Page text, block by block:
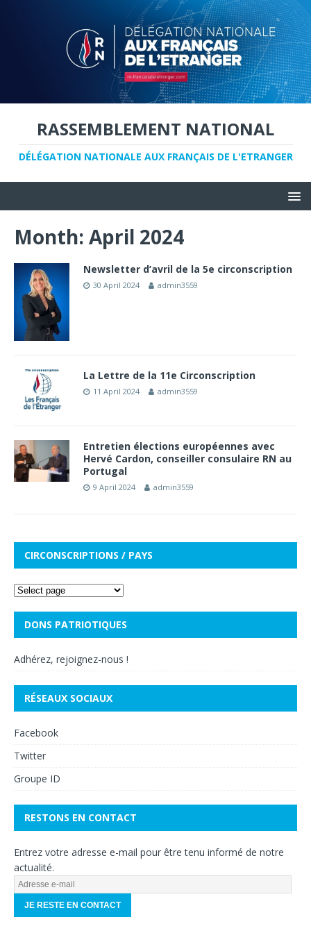
RASSEMBLEMENT NATIONAL
DÉLÉGATION NATIONALE AUX FRANÇAIS DE L'ETRANGER
Month: April 2024
Newsletter d’avril de la 5e circonscription
30 April 2024 admin3559
La Lettre de la 11e Circonscription
11 April 2024 admin3559
Entretien élections européennes avec
Hervé Cardon, conseiller consulaire RN au
Portugal
9 April 2024 admin3559
CIRCONSCRIPTIONS / PAYS
DONS PATRIOTIQUES
Adhérez, rejoignez-nous !
RÉSEAUX SOCIAUX
Facebook
Twitter
Groupe ID
RESTONS EN CONTACT
Entrez votre adresse e-mail pour être tenu informé de notre
actualité.
A
d